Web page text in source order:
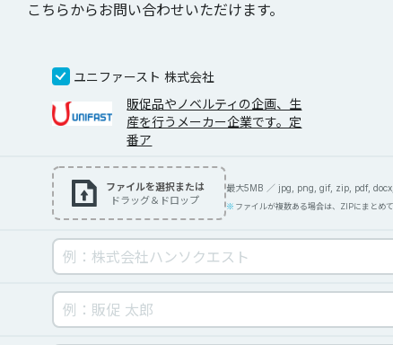
こちらからお問い合わせいただけます。
ユニファースト 株式会社
販促品やノベルティの企画、生
産を行うメーカー企業です。定
番ア
ファイルを選択または
ドラッグ＆ドロップ
最大5MB ／ jpg, png, gif, zip, pdf,
ファイルが複数ある場合は、ZIPにまとめ